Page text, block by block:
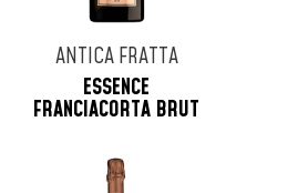
ANTICA FRATTA
ESSENCE
FRANCIACORTA BRUT